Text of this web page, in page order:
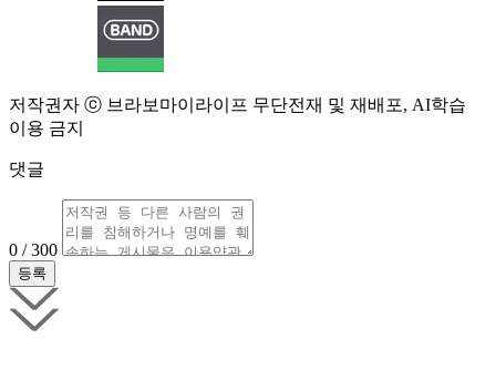
저작권자 ⓒ 브라보마이라이프 무단전재 및 재배포, AI학습
이용 금지
댓글
0 / 300